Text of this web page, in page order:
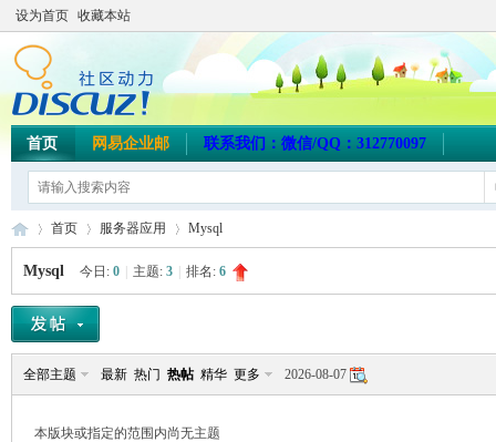
设为首页 收藏本站
首页 网易企业邮 联系我们：微信/QQ：312770097
»
首页
›
服务器应用 Mysql
Mysql 今日: 0 主题: 3 排名: 6
全部主题 最新 热门 热帖 精华 更多 2026-08-07
本版块或指定的范围内尚无主题